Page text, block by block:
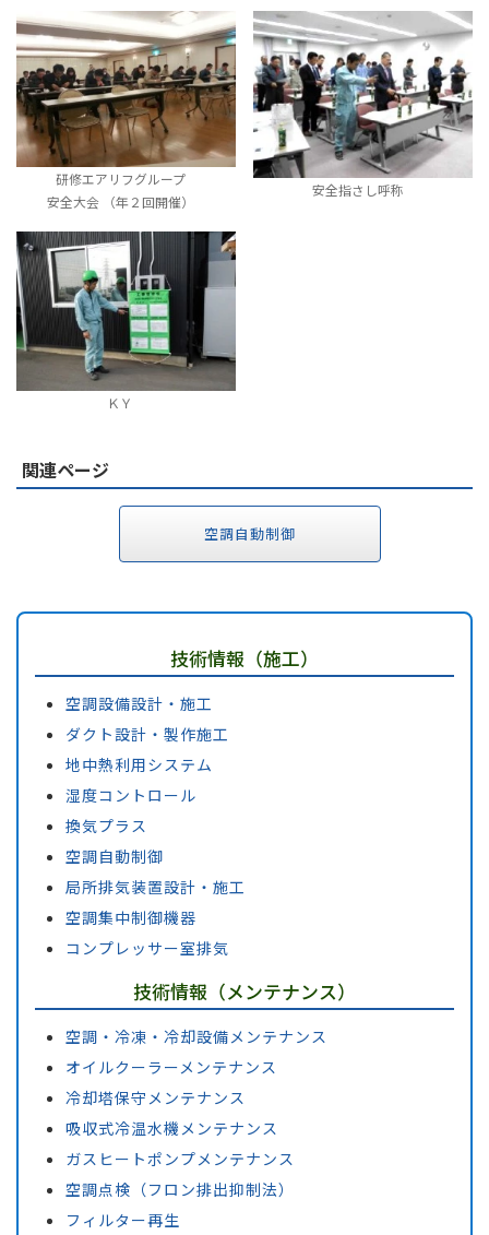
研修エアリフグループ
安全大会 （年２回開催）
安全指さし呼称
ＫＹ
関連ページ
空調自動制御
技術情報（施工）
空調設備設計・施工
ダクト設計・製作施工
地中熱利用システム
湿度コントロール
換気プラス
空調自動制御
局所排気装置設計・施工
空調集中制御機器
コンプレッサー室排気
技術情報（メンテナンス）
空調・冷凍・冷却設備メンテナンス
オイルクーラーメンテナンス
冷却塔保守メンテナンス
吸収式冷温水機メンテナンス
ガスヒートポンプメンテナンス
空調点検（フロン排出抑制法）
フィルター再生